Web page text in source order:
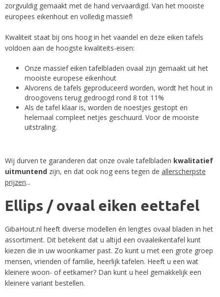
zorgvuldig gemaakt met de hand vervaardigd. Van het mooiste
europees eikenhout en volledig massief!
Kwaliteit staat bij ons hoog in het vaandel en deze eiken tafels
voldoen aan de hoogste kwaliteits-eisen:
Onze massief eiken tafelbladen ovaal zijn gemaakt uit het
mooiste europese eikenhout
Alvorens de tafels geproduceerd worden, wordt het hout in
droogovens terug gedroogd rond 8 tot 11%
Als de tafel klaar is, worden de noestjes gestopt en
helemaal compleet netjes geschuurd. Voor de mooiste
uitstraling.
Wij durven te garanderen dat onze ovale tafelbladen kwalitatief
uitmuntend zijn, en dat ook nog eens tegen de allerscherpste
prijzen...
Ellips / ovaal eiken eettafel
GibaHout.nl heeft diverse modellen én lengtes ovaal bladen in het
assortiment. Dit betekent dat u altijd een ovaaleikentafel kunt
kiezen die in uw woonkamer past. Zo kunt u met een grote groep
mensen, vrienden of familie, heerlijk tafelen. Heeft u een wat
kleinere woon- of eetkamer? Dan kunt u heel gemakkelijk een
kleinere variant bestellen.